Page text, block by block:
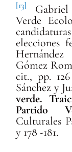
[13]
Verde
elecciones
Gómez
cit., pp.
Sánchez y
verde.
Partido
Culturales
y 178 -181.